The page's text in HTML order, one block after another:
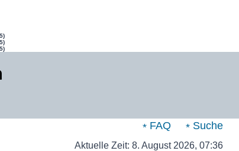
FAQ Suche
Aktuelle Zeit: 8. August 2026, 07:36